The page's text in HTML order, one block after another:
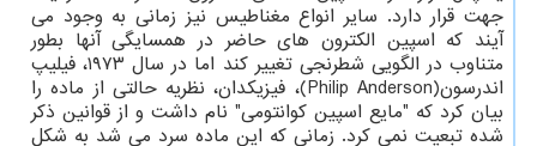
جهت قرار دارد. سایر انواع مغناطیس نیز زمانی به وجود می
آیند که اسپین الکترون های حاضر در همسایگی آنها بطور
متناوب در الگویی شطرنجی تغییر کند اما در سال ۱۹۷۳، فیلیپ
اندرسون(Philip Anderson)، فیزیکدان، نظریه حالتی از ماده را
بیان کرد که "مایع اسپین کوانتومی" نام داشت و از قوانین ذکر
شده تبعیت نمی کرد. زمانی که این ماده سرد می شد به شکل